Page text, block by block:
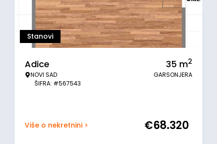
Stanovi
Adice
NOVI SAD
ŠIFRA: #567543
35 m2
GARSONJERA
Više o nekretnini > €68.320